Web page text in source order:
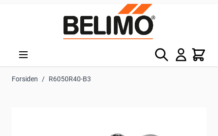
Søg Kurv
Forsiden / R6050R40-B3